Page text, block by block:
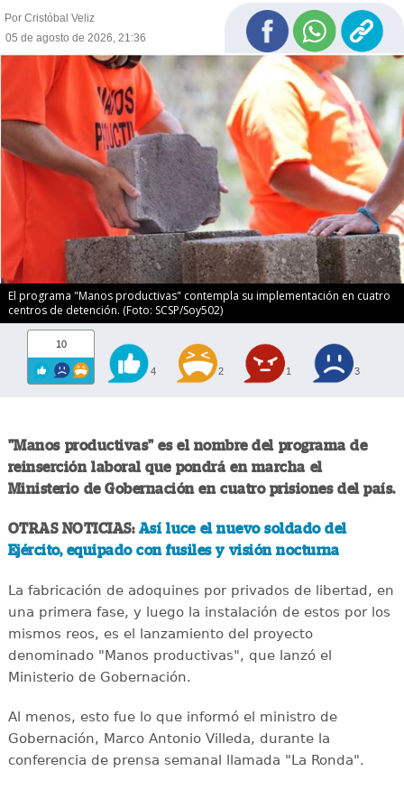
Por Cristóbal Veliz
05 de agosto de 2026, 21:36
El programa "Manos productivas" contempla su implementación en cuatro
centros de detención. (Foto: SCSP/Soy502)
10
4 2 1 3
"Manos productivas" es el nombre del programa de
reinserción laboral que pondrá en marcha el
Ministerio de Gobernación en cuatro prisiones del país.
OTRAS NOTICIAS: Así luce el nuevo soldado del
Ejército, equipado con fusiles y visión nocturna
La fabricación de adoquines por privados de libertad, en
una primera fase, y luego la instalación de estos por los
mismos reos, es el lanzamiento del proyecto
denominado "Manos productivas", que lanzó el
Ministerio de Gobernación.
Al menos, esto fue lo que informó el ministro de
Gobernación, Marco Antonio Villeda, durante la
conferencia de prensa semanal llamada "La Ronda".